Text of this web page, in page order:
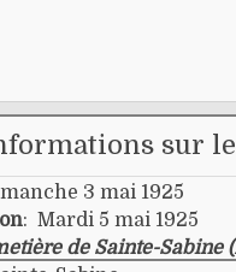
sur le
3 mai 1925
: Mardi 5 mai 1925
de Sainte-Sabine